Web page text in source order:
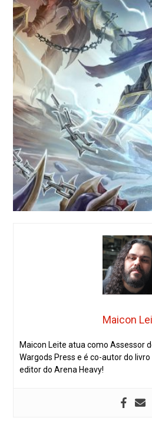
Maicon
Maicon Leite atua como Assessor
Wargods Press e é co-autor do livro
editor do Arena Heavy!